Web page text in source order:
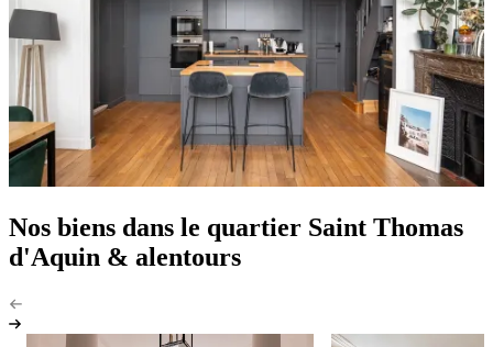
Nos biens dans le quartier Saint Thomas
d'Aquin & alentours